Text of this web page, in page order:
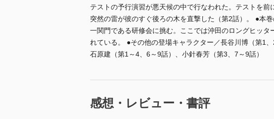
テストの予行演習が悪天候の中で行なわれた。テストを前
突然の雷が彼のすぐ後ろの木を直撃した（第2話）。 ●本
一関門である研修会に挑む。ここでは沖田のロングヒッ
れている。 ●その他の登場キャラクター／長谷川博（第1
石原建（第1～4、6～9話）、小針春芳（第3、7～9話）
感想・レビュー・書評